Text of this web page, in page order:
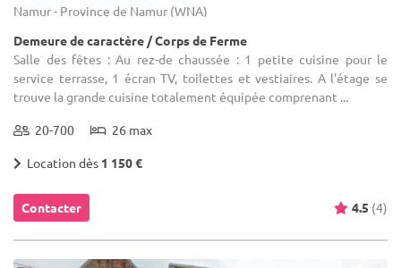
Namur - Province de Namur (WNA)
Demeure de caractère / Corps de Ferme
Salle des fêtes : Au rez-de chaussée : 1 petite cuisine pour le
service terrasse, 1 écran TV, toilettes et vestiaires. A l'étage se
trouve la grande cuisine totalement équipée comprenant ...
20-700 26 max
Location dès 1 150 €
Contacter 4.5 (4)